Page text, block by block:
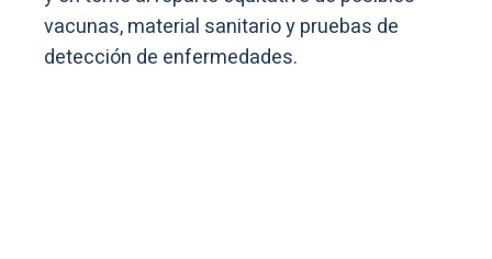
vacunas, material sanitario y pruebas de
detección de enfermedades.